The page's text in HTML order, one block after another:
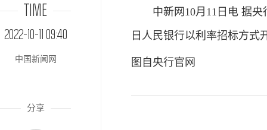
TIME
2022-10-11 09:40
中国新闻网
分享
中新网10月11日电 据央
日人民银行以利率招标方式
图自央行官网